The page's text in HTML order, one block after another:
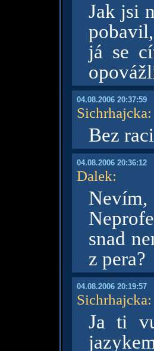
Jak jsi
já se
04.08.2006 20:37:59
Sichrhajcka:
Bez
04.08.2006 20:36:12
Dalek:
snad
z pera?
04.08.2006 20:19:57
Sichrhajcka:
Ja ti